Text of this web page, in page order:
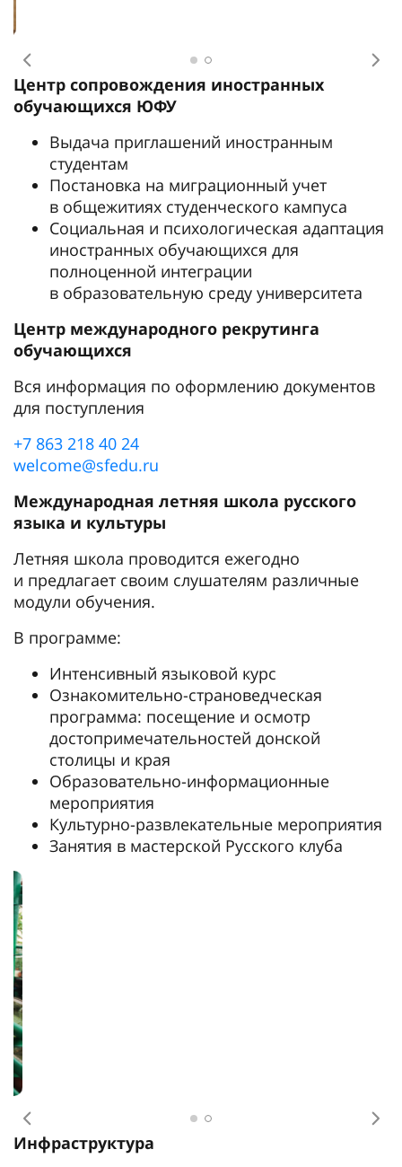
Предыдущее
Центр сопровождения иностранных
обучающихся ЮФУ
Выдача приглашений иностранным
студентам
Постановка на миграционный учет
в общежитиях студенческого кампуса
Социальная и психологическая адаптация
иностранных обучающихся для
полноценной интеграции
в образовательную среду университета
Центр международного рекрутинга
обучающихся
Вся информация по оформлению документов
для поступления
+7 863 218 40 24
welcome@sfedu.ru
Международная летняя школа русского
языка и культуры
Летняя школа проводится ежегодно
и предлагает своим слушателям различные
модули обучения.
В программе:
Интенсивный языковой курс
Ознакомительно-страноведческая
программа: посещение и осмотр
достопримечательностей донской
столицы и края
Образовательно-информационные
мероприятия
Культурно-развлекательные мероприятия
Занятия в мастерской Русского клуба
Предыдущее
Инфраструктура